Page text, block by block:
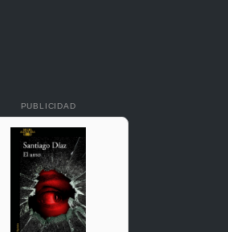
PUBLICIDAD